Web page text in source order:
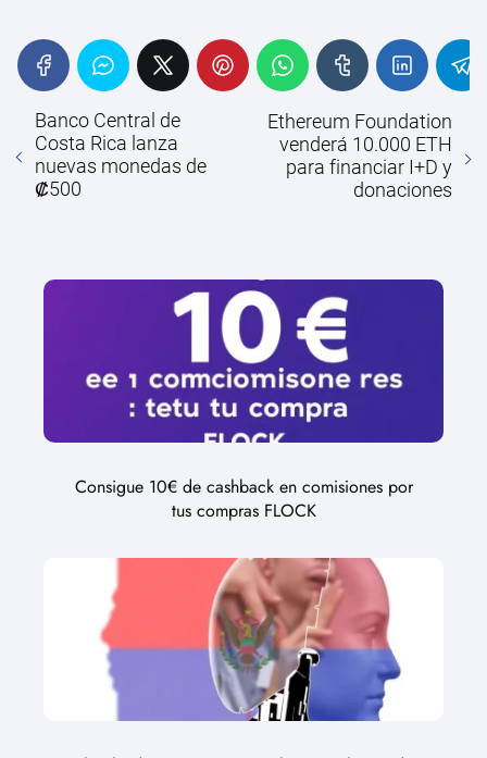
Banco Central de
Costa Rica lanza
nuevas monedas de
₡500
Ethereum Foundation
venderá 10.000 ETH
para financiar I+D y
donaciones
Consigue 10€ de cashback en comisiones por
tus compras FLOCK